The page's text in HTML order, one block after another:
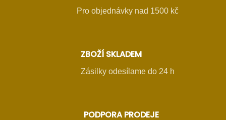
Pro objednávky nad 1500 kč
ZBOŽÍ SKLADEM
Zásilky odesílame do 24 h
PODPORA PRODEJE